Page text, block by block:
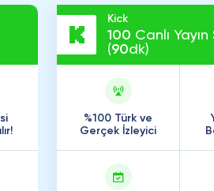
Kick
100 Canlı
(90dk)
%100 Türk ve
Gerçek İzleyici